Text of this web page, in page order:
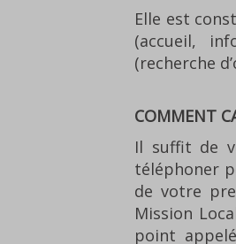
Elle est
(accueil,
(recherche
COMMENT
Il suffit de
téléphoner
de votre
Mission
point